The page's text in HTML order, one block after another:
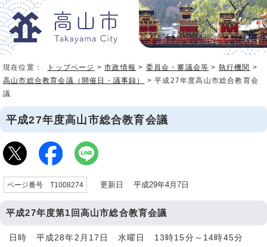
現在位置： トップページ >市政情報 > 委員会・審議会等 > 執行機関 >
高山市総合教育会議（開催日・議事録）
> 平成27年度高山市総合教育会
議
平成27年度高山市総合教育会議
ページ番号 T1008274 更新日 平成29年4月7日
平成27年度第1回高山市総合教育会議
日時 平成28年2月17日 水曜日 13時15分～14時45分